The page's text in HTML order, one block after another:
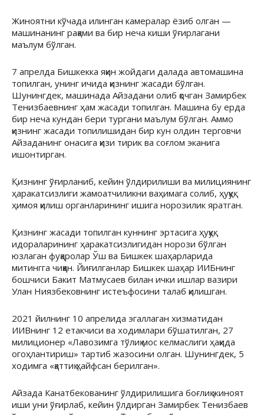
Жиноятни кўчада илинган камералар ёзиб олган —
машинанинг рақами ва бир неча киши ўғирлагани
маълум бўлган.
7 апрелда Бишкекка яқин жойдаги далада автомашина
топилган, унинг ичида қизнинг жасади бўлган.
Шунингдек, машинада Айзадани олиб қочган Замирбек
Тенизбаевнинг ҳам жасади топилган. Машина бу ерда
бир неча кундан бери тургани маълум бўлган. Аммо
қизнинг жасади топилишидан бир кун олдин терговчи
Айзаданинг онасига қизи тирик ва соғлом эканига
ишонтирган.
Қизнинг ўғирланиб, кейин ўлдирилиши ва милициянинг
ҳаракатсизлиги жамоатчиликни ваҳимага солиб, ҳуқуқ
ҳимоя қилиш органларининг ишига норозилик яратган.
Қизнинг жасади топилган куннинг эртасига ҳуқуқ
идораларининг ҳаракатсизлигидан норози бўлган
юзлаган фуқаролар Ўш ва Бишкек шаҳарларида
митингга чиққан. Йиғилганлар Бишкек шаҳар ИИБнинг
бошчиси Бакит Матмусаев билан ички ишлар вазири
Улан Ниязбековнинг истеъфосини талаб қилишган.
2021 йилнинг 10 апрелида эгаллаган хизматидан
ИИВнинг 12 етакчиси ва ходимлари бўшатилган, 27
милиционер «Лавозимга тўлиқ мос келмаслиги ҳақида
огоҳлантириш» тартиб жазосини олган. Шунингдек, 5
ходимга «қаттиқ ҳайфсан берилган».
Айзада Канатбекованинг ўлдирилишига боғлиқ жиноят
иши уни ўғирлаб, кейин ўлдирган Замирбек Тенизбаев